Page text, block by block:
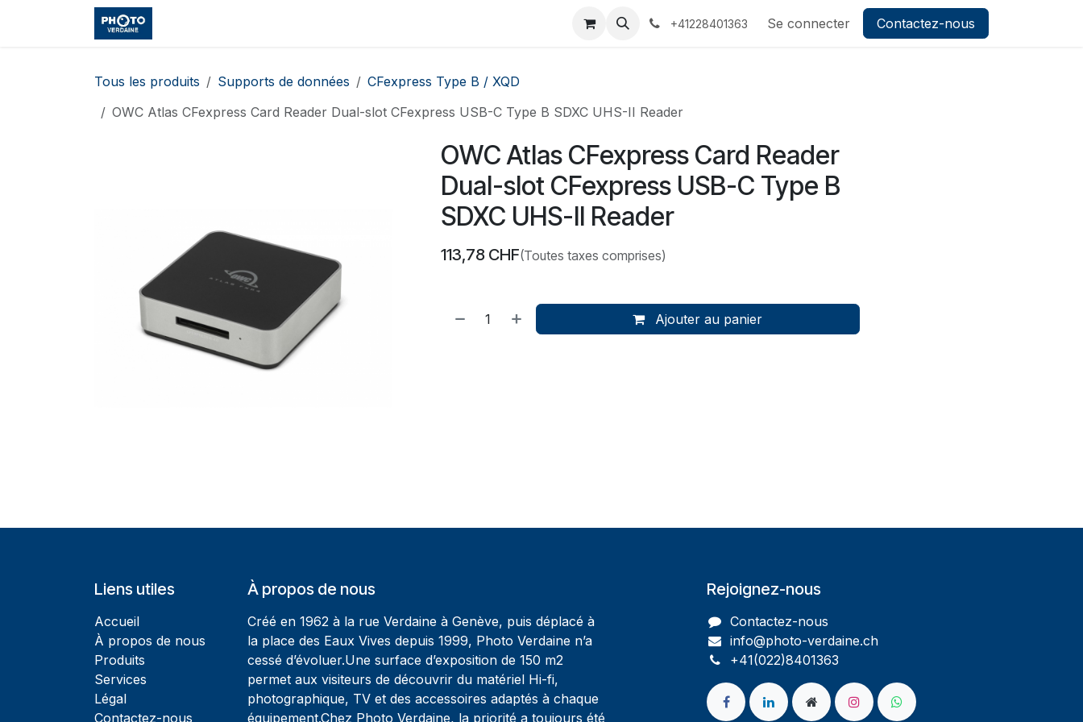
Se rendre au contenu
Événements Services Contactez-nous
+41228401363 Se connecter Contactez-nous
Tous les produits Supports de données
CFexpress Type B / XQD
OWC Atlas CFexpress Card Reader Dual-slot CFexpress USB-C Type B SDXC UHS-II Reader
OWC Atlas CFexpress Card Reader
Dual-slot CFexpress USB-C Type B
SDXC UHS-II Reader
113,78CHF(Toutes taxes comprises)
Ajouter au panier
Liens utiles
Accueil
À propos de nous
Produits
Services
Légal
Contactez-nous
À propos de nous
Créé en 1962 à la rue Verdaine à Genève, puis déplacé à
la place des Eaux Vives depuis 1999, Photo Verdaine n’a
cessé d’évoluer.Une surface d’exposition de 150 m2
permet aux visiteurs de découvrir du matériel Hi-fi,
photographique, TV et des accessoires adaptés à chaque
équipement.Chez Photo Verdaine, la priorité a toujours été
Rejoignez-nous
Contactez-nous
info@photo-verdaine.ch​
​​+41(022)8401363